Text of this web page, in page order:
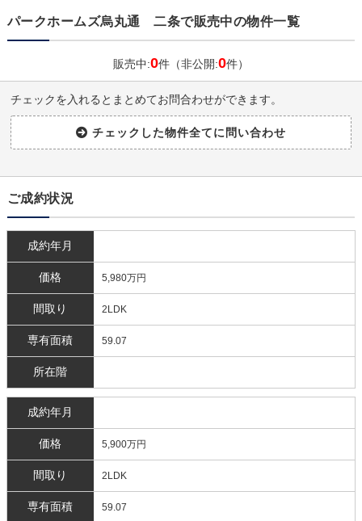
パークホームズ烏丸通 二条で販売中の物件一覧
販売中:0件（非公開:0件）
チェックを入れるとまとめてお問合わせができます。
ご成約状況
成約年月
価格 5,980万円
間取り 2LDK
専有面積 59.07
所在階
成約年月
価格 5,900万円
間取り 2LDK
専有面積 59.07